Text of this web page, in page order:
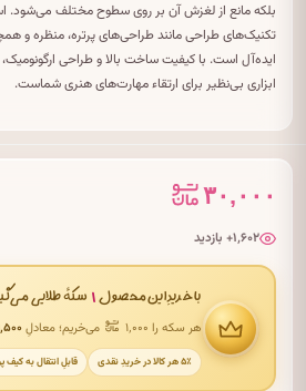
بلکه مانع از لغزش آن بر روی سطوح مختلف می‌شود.
تکنیک‌های طراحی مانند طراحی‌های پرتره، منظره و
ابزاری بی‌نظیر برای ارتقاء مهارت‌های هنری شماست.
۳۰,۰۰۰
۱٬۶۰۲+ بازدید
با خریدِ این محصول ۱ سکهٔ طلایی
هر سکه را ۱٬۰۰۰ می‌خریم؛ معادلِ
۵٪ هر کالا در خریدِ نقدی قابلِ انتقال به کیف